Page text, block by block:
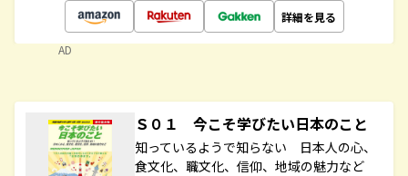
詳細を見る
AD
Ｓ０１ 今こそ学びたい日本のこと
知っているようで知らない 日本人の心、
食文化、職文化、信仰、地域の魅力など